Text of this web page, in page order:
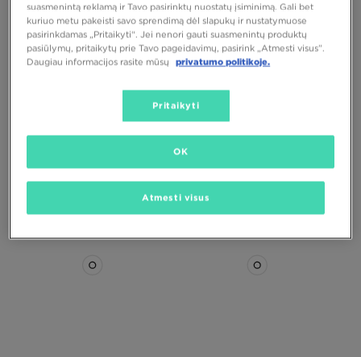
15,00 € 23,00 €
suasmenintą reklamą ir Tavo pasirinktų nuostatų įsiminimą. Gali bet
kuriuo metu pakeisti savo sprendimą dėl slapukų ir nustatymuose
pasirinkdamas „Pritaikyti“. Jei nenori gauti suasmenintų produktų
pasiūlymų, pritaikytų prie Tavo pageidavimų, pasirink „Atmesti visus”.
Daugiau informacijos rasite mūsų
privatumo politikoje.
Pritaikyti
Atmesti visus
OK